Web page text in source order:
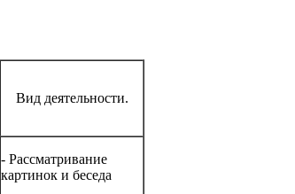
Вид деятельности.
- Рассматривание
картинок и беседа